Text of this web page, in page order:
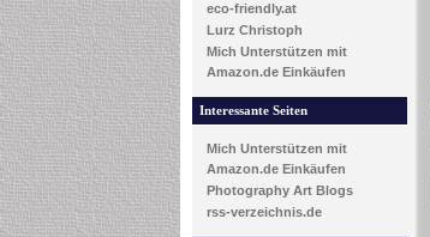
eco-friendly.at
Lurz Christoph
Mich Unterstützen mit
Amazon.de Einkäufen
Interessante Seiten
Mich Unterstützen mit
Amazon.de Einkäufen
Photography Art Blogs
rss-verzeichnis.de